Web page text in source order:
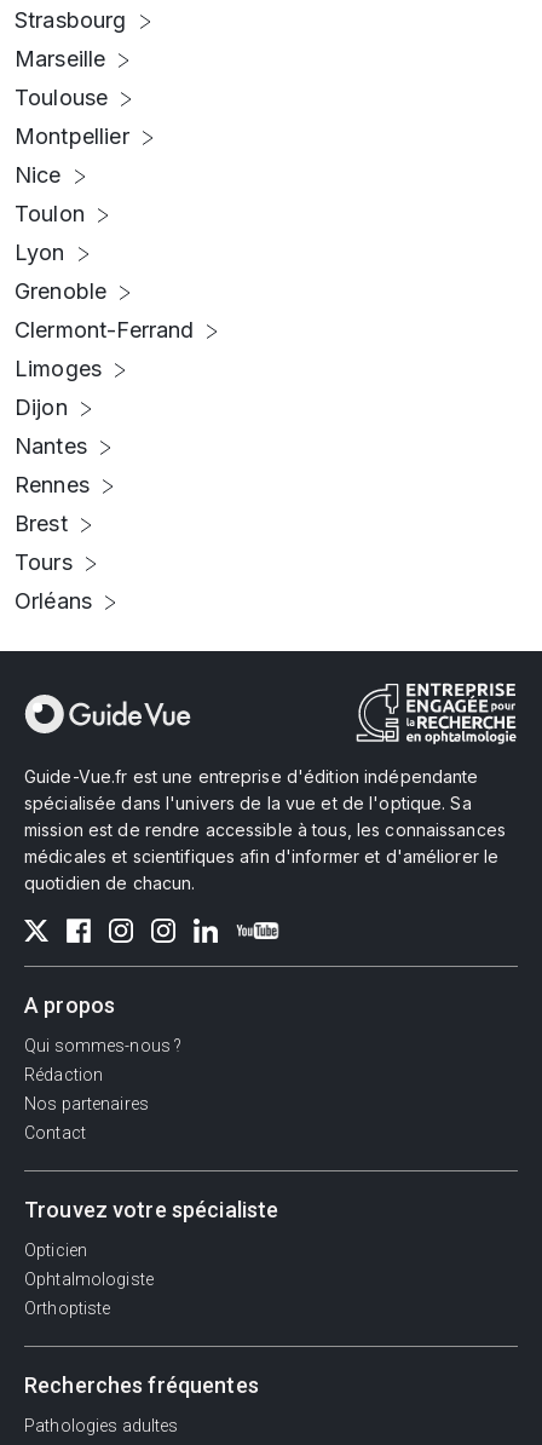
Strasbourg
Marseille
Toulouse
Montpellier
Nice
Toulon
Lyon
Grenoble
Clermont-Ferrand
Limoges
Dijon
Nantes
Rennes
Brest
Tours
Orléans
Guide-Vue.fr est une entreprise d'édition indépendante
spécialisée dans l'univers de la vue et de l'optique. Sa
mission est de rendre accessible à tous, les connaissances
médicales et scientifiques afin d'informer et d'améliorer le
quotidien de chacun.
A propos
Qui sommes-nous ?
Rédaction
Nos partenaires
Contact
Trouvez votre spécialiste
Opticien
Ophtalmologiste
Orthoptiste
Recherches fréquentes
Pathologies adultes